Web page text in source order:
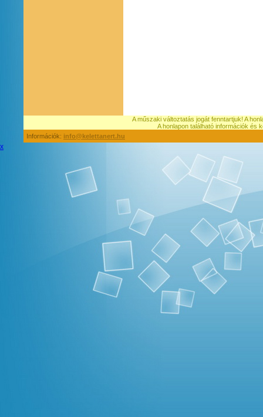
A műszaki változtatás jogát fenntartjuk! A
A honlapon található információk és
Információk: info@kelettanert.hu
x